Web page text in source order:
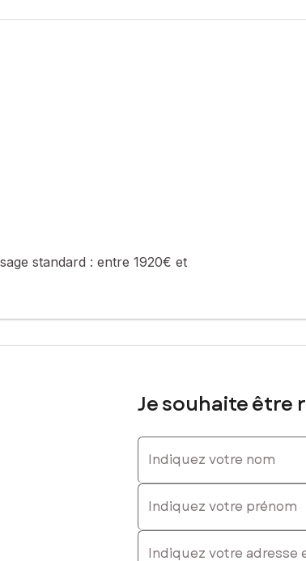
standard : entre 1920€ et
Je souhaite être
Indiquez votre nom
Indiquez votre prénom
E-mail